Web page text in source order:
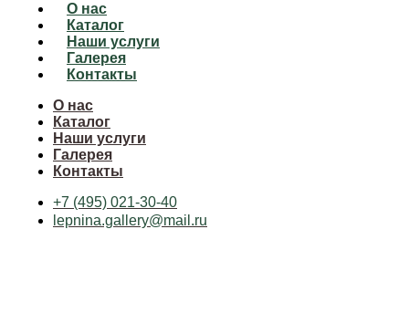
О нас
Каталог
Наши услуги
Галерея
Контакты
О нас
Каталог
Наши услуги
Галерея
Контакты
+7 (495) 021-30-40
lepnina.gallery@mail.ru